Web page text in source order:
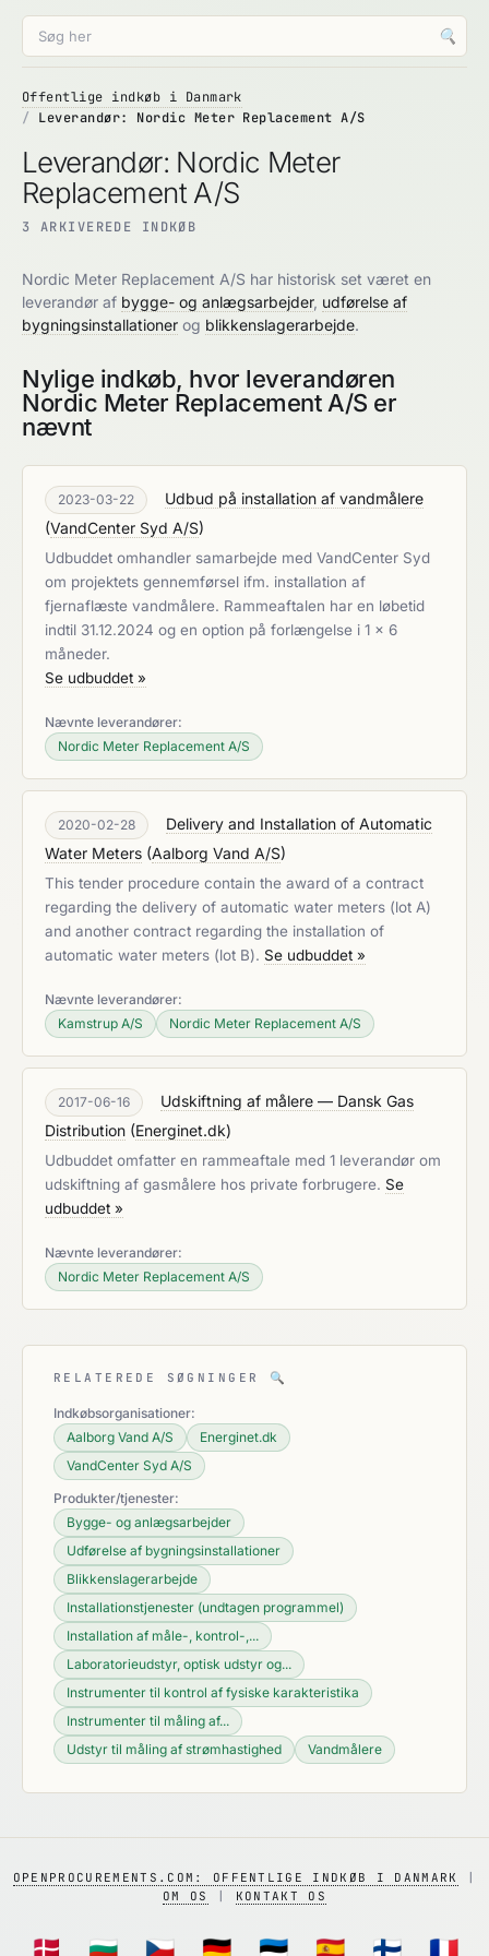
🔍
Offentlige indkøb i Danmark
Leverandør: Nordic Meter Replacement A/S
Leverandør: Nordic Meter
Replacement A/S
3 ARKIVEREDE INDKØB
Nordic Meter Replacement A/S har historisk set været en
leverandør af bygge- og anlægsarbejder, udførelse af
bygningsinstallationer og blikkenslagerarbejde.
Nylige indkøb, hvor leverandøren
Nordic Meter Replacement A/S er
nævnt
2023-03-22
Udbud på installation af vandmålere
(VandCenter Syd A/S)
Udbuddet omhandler samarbejde med VandCenter Syd
om projektets gennemførsel ifm. installation af
fjernaflæste vandmålere. Rammeaftalen har en løbetid
indtil 31.12.2024 og en option på forlængelse i 1 x 6
måneder.
Se udbuddet »
Nævnte leverandører:
Nordic Meter Replacement A/S
2020-02-28
Delivery and Installation of Automatic
Water Meters (Aalborg Vand A/S)
This tender procedure contain the award of a contract
regarding the delivery of automatic water meters (lot A)
and another contract regarding the installation of
automatic water meters (lot B). Se udbuddet »
Nævnte leverandører:
Kamstrup A/S
Nordic Meter Replacement A/S
2017-06-16
Udskiftning af målere — Dansk Gas
Distribution (Energinet.dk)
Udbuddet omfatter en rammeaftale med 1 leverandør om
udskiftning af gasmålere hos private forbrugere. Se
udbuddet »
Nævnte leverandører:
Nordic Meter Replacement A/S
RELATEREDE SØGNINGER 🔍
Indkøbsorganisationer:
Aalborg Vand A/S
Energinet.dk
VandCenter Syd A/S
Produkter/tjenester:
Bygge- og anlægsarbejder
Udførelse af bygningsinstallationer
Blikkenslagerarbejde
Installationstjenester (undtagen programmel)
Installation af måle-, kontrol-,...
Laboratorieudstyr, optisk udstyr og...
Instrumenter til kontrol af fysiske karakteristika
Instrumenter til måling af...
Udstyr til måling af strømhastighed
Vandmålere
OPENPROCUREMENTS.COM: OFFENTLIGE INDKØB I DANMARK
OM OS
KONTAKT OS
🇩🇰 🇧🇬 🇨🇿 🇩🇪 🇪🇪 🇪🇸 🇫🇮 🇫🇷